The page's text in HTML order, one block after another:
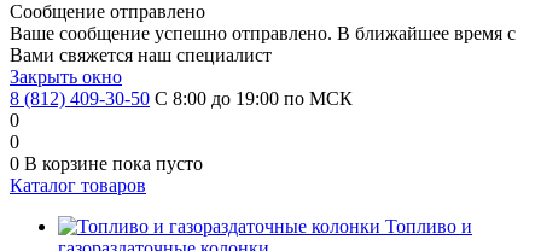
Сообщение отправлено
Ваше сообщение успешно отправлено. В ближайшее время с
Вами свяжется наш специалист
Закрыть окно
8 (812) 409-30-50 С 8:00 до 19:00 по МСК
0
0
0 В корзине пока пусто
Каталог товаров
Топливо и